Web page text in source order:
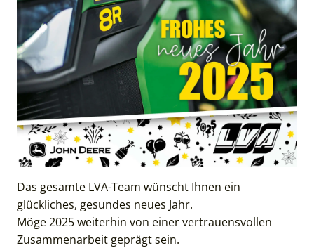
Das gesamte LVA-Team wünscht Ihnen ein
glückliches, gesundes neues Jahr.
Möge 2025 weiterhin von einer vertrauensvollen
Zusammenarbeit geprägt sein.